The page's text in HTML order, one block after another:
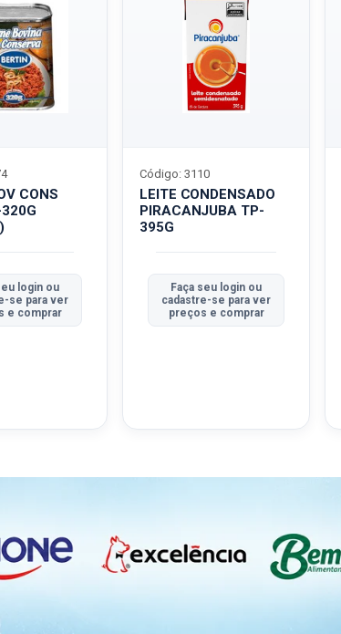
CONS
login ou
se para ver
e comprar
LEITE CONDENSADO
PIRACANJUBA TP-
395G
Código: 3110
Faça seu login ou
cadastre-se para ver
preços e comprar